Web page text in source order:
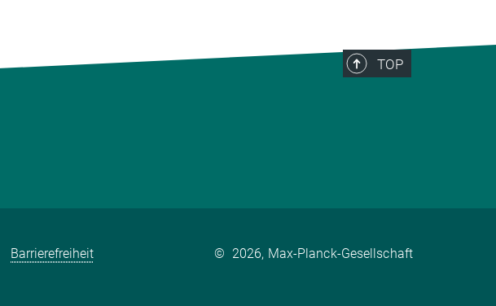
TOP
Barrierefreiheit © 2026, Max-Planck-Gesellschaft